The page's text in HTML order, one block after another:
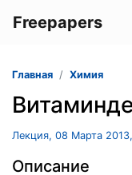
Freepapers
Главная Химия
Лекция, 08 Марта
Описание